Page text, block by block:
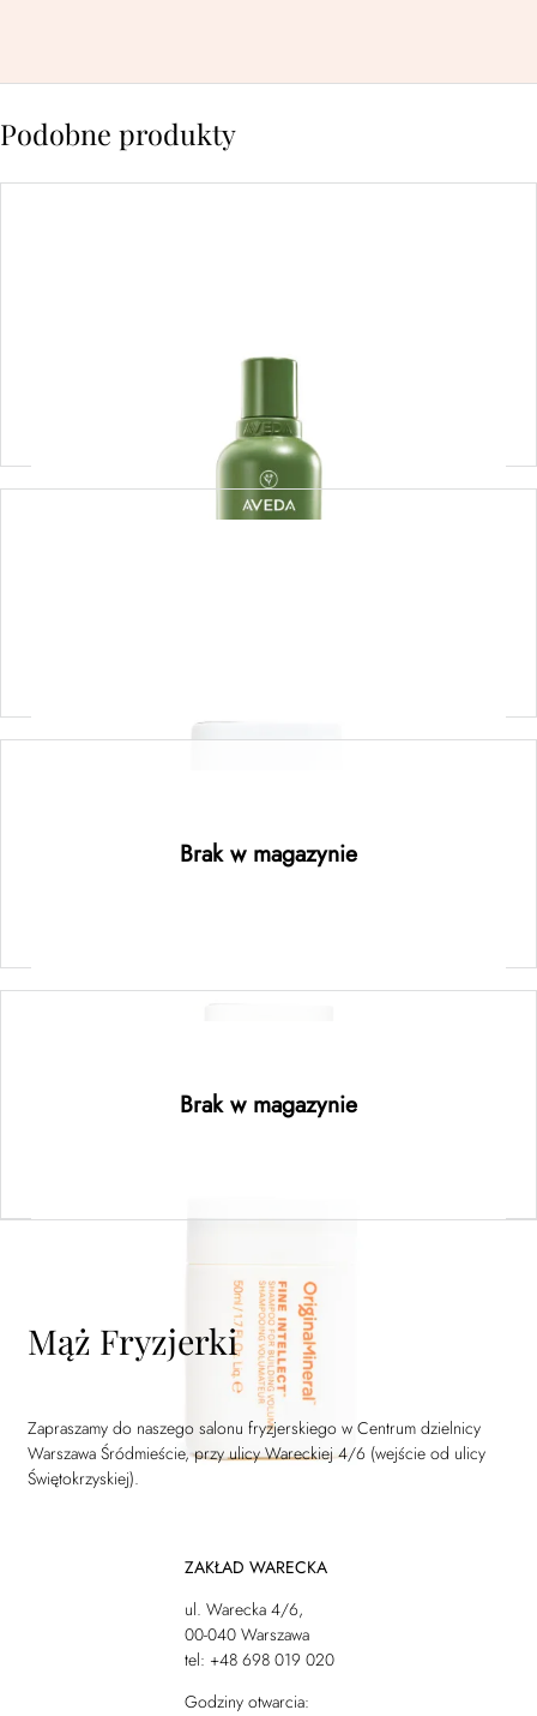
Podobne produkty
Dodaj do koszyka
Brak w magazynie
Brak w magazynie
Mąż Fryzjerki
Zapraszamy do naszego salonu fryzjerskiego w Centrum dzielnicy
Warszawa Śródmieście, przy ulicy Wareckiej 4/6 (wejście od ulicy
Świętokrzyskiej).
ZAKŁAD WARECKA
ul. Warecka 4/6,
00-040 Warszawa
tel: +48 698 019 020
Godziny otwarcia: